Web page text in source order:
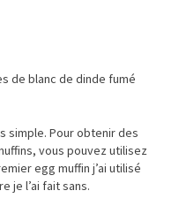
de blanc de dinde fumé
simple. Pour obtenir des
vous pouvez utilisez
egg muffin j’ai utilisé
je l’ai fait sans.